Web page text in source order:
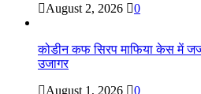
August 2, 2026
0
कोडीन कफ सिरप माफिया केस में
उजागर
August 1, 2026
0